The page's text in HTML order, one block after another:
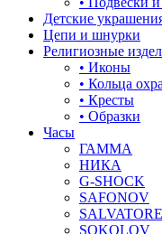
корона
кошки
круг (шар)
крылья и перья
листья
Детские
Цепи и шнурки
Религиозные
• Иконы
• Кольца
• Кресты
• Образки
Часы
ГАММА
НИКА
G-SHOCK
SAFONOV
SOKOLOV